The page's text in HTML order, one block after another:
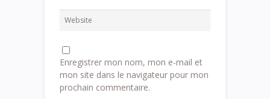
Enregistrer mon nom, mon e-mail et
mon site dans le navigateur pour mon
prochain commentaire.